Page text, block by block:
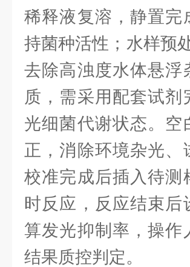
稀释液复溶，静置完
持菌种活性；水样预
去除高浊度水体悬浮
质，需采用配套试
光细菌代谢状态。
正，消除环境杂光
校准完成后插入待测
时反应，反应结束
算发光抑制率，操作
结果质控判定。